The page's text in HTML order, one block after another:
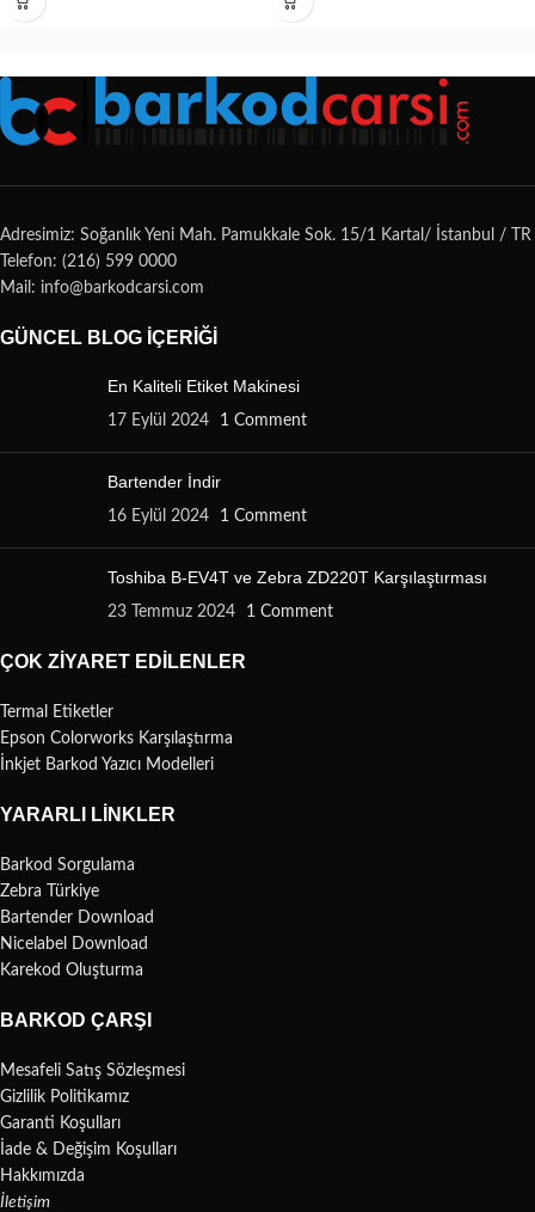
Adresimiz: Soğanlık Yeni Mah. Pamukkale Sok. 15/1 Kartal/ İstanbul / TR
Telefon: (216) 599 0000
Mail: info@barkodcarsi.com
GÜNCEL BLOG İÇERIĞI
En Kaliteli Etiket Makinesi
17 Eylül 2024 1 Comment
Bartender İndir
16 Eylül 2024 1 Comment
Toshiba B-EV4T ve Zebra ZD220T Karşılaştırması
23 Temmuz 2024 1 Comment
ÇOK ZIYARET EDILENLER
Termal Etiketler
Epson Colorworks Karşılaştırma
İnkjet Barkod Yazıcı Modelleri
YARARLI LINKLER
Barkod Sorgulama
Zebra Türkiye
Bartender Download
Nicelabel Download
Karekod Oluşturma
BARKOD ÇARŞI
Mesafeli Satış Sözleşmesi
Gizlilik Politikamız
Garanti Koşulları
İade & Değişim Koşulları
Hakkımızda
İletişim